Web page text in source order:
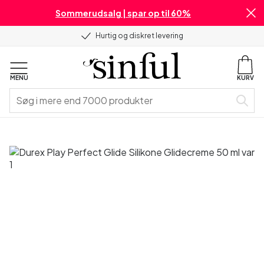
Sommerudsalg | spar op til 60%
Hurtig og diskret levering
MENU KURV